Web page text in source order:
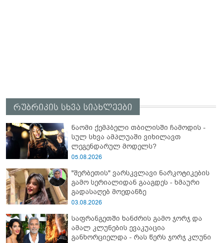
რუბრიკის სხვა სიახლეები
ნაომი ქემპბელი თბილისში ჩამოდის -
სულ სხვა ამპლუაში ვიხილავთ
ლეგენდარულ მოდელს?
05.08.2026
"შერბეთის" ვარსკვლავი ნარკოტიკების
გამო სერიალიდან გააგდეს - ხმაური
გადასაღებ მოედანზე
03.08.2026
საფრანგეთში ხანძრის გამო ჯორჯ და
ამალ კლუნების ევაკუაცია
განხორციელდა - რას წერს ჯორჯ კლუნი